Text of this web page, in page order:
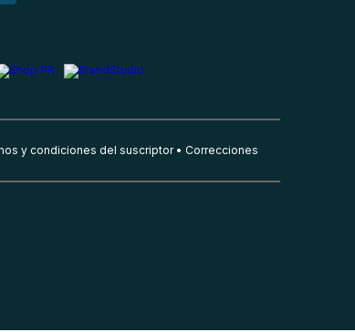
y condiciones del suscriptor Correcciones